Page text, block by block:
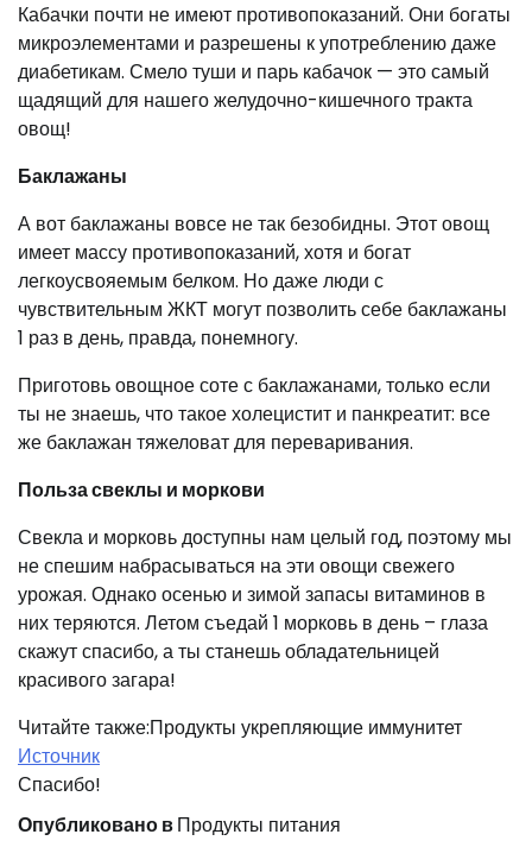
Кабачки почти не имеют противопоказаний. Они богаты
микроэлементами и разрешены к употреблению даже
диабетикам. Смело туши и парь кабачок — это самый
щадящий для нашего желудочно-кишечного тракта
овощ!
Баклажаны
А вот баклажаны вовсе не так безобидны. Этот овощ
имеет массу противопоказаний, хотя и богат
легкоусвояемым белком. Но даже люди с
чувствительным ЖКТ могут позволить себе баклажаны
1 раз в день, правда, понемногу.
Приготовь овощное соте с баклажанами, только если
ты не знаешь, что такое холецистит и панкреатит: все
же баклажан тяжеловат для переваривания.
Польза свеклы и моркови
Свекла и морковь доступны нам целый год, поэтому мы
не спешим набрасываться на эти овощи свежего
урожая. Однако осенью и зимой запасы витаминов в
них теряются. Летом съедай 1 морковь в день – глаза
скажут спасибо, а ты станешь обладательницей
красивого загара!
Читайте также:Продукты укрепляющие иммунитет
Источник
Спасибо!
Опубликовано вПродукты питания